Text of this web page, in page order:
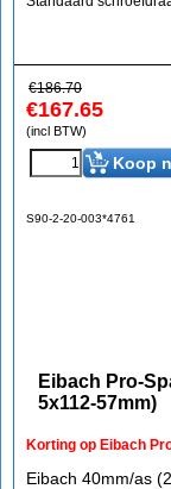
€186.70
€167.65
(incl BTW)
Koop
S90-2-20-003*4761
Eibach Pro-
5x112-57mm)
Korting op Eibach
Eibach 40mm/as